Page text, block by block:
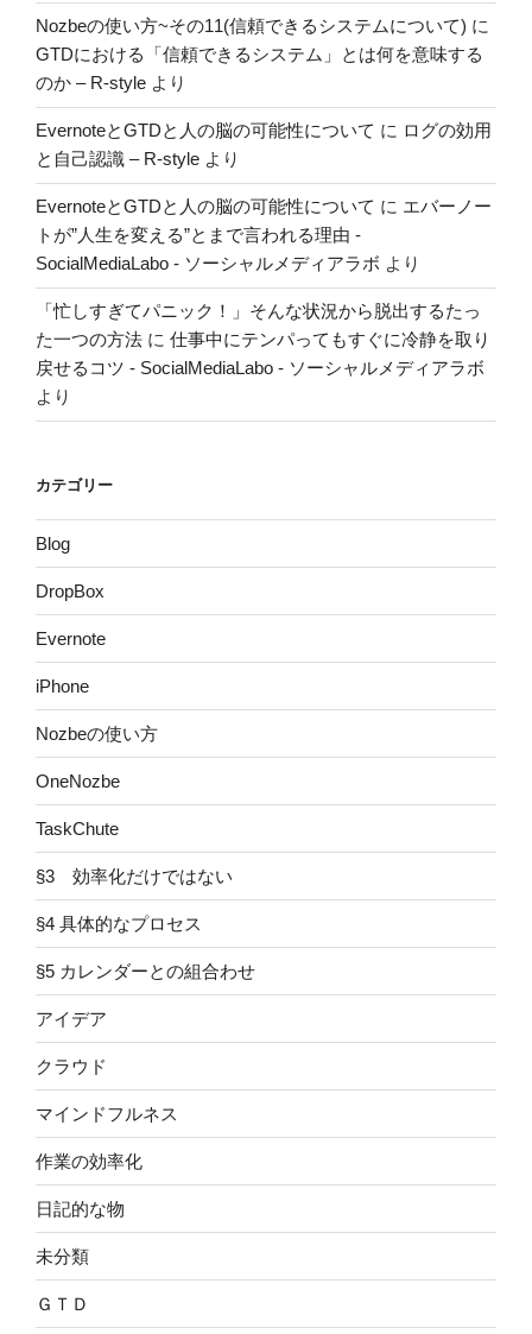
Nozbeの使い方~その11(信頼できるシステムについて) に
GTDにおける「信頼できるシステム」とは何を意味する
のか – R-style より
EvernoteとGTDと人の脳の可能性について に ログの効用
と自己認識 – R-style より
EvernoteとGTDと人の脳の可能性について に エバーノー
トが”人生を変える”とまで言われる理由 -
SocialMediaLabo - ソーシャルメディアラボ より
「忙しすぎてパニック！」そんな状況から脱出するたっ
た一つの方法 に 仕事中にテンパってもすぐに冷静を取り
戻せるコツ - SocialMediaLabo - ソーシャルメディアラボ
より
カテゴリー
Blog
DropBox
Evernote
iPhone
Nozbeの使い方
OneNozbe
TaskChute
§3 効率化だけではない
§4 具体的なプロセス
§5 カレンダーとの組合わせ
アイデア
クラウド
マインドフルネス
作業の効率化
日記的な物
未分類
ＧＴＤ